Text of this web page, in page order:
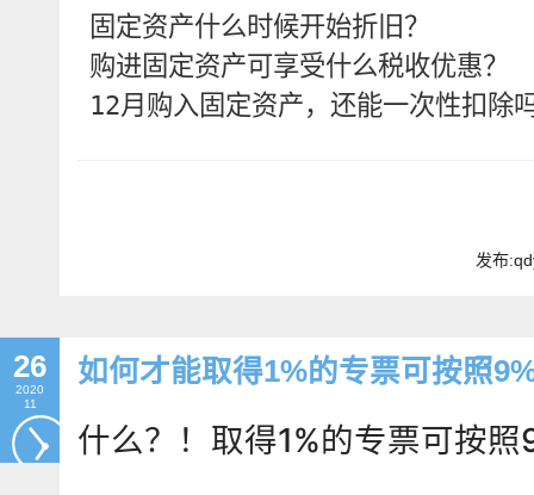
固定资产什么时候开始折旧？
购进固定资产可享受什么税收优惠？
12月购入固定资产，还能一次性扣除
发布
26
2020
11
如何才能取得1%的专票可按照
什么？！取得1%的专票可按